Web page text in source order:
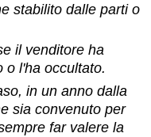
stabilito dalle parti o
il venditore ha
o l'ha occultato.
in un anno dalla
sia convenuto per
far valere la